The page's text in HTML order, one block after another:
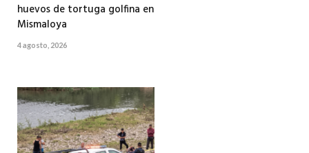
huevos de tortuga golfina en
Mismaloya
4 agosto, 2026